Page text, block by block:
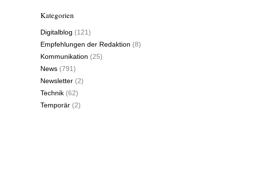
Kategorien
Digitalblog (121)
Empfehlungen der Redaktion (8)
Kommunikation (25)
News (791)
Newsletter (2)
Technik (62)
Temporär (2)